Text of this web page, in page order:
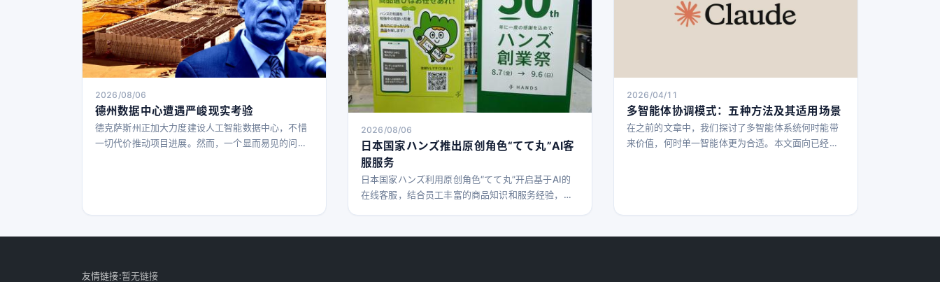
2026/08/06
德州数据中心遭遇严峻现实考验
德克萨斯州正加大力度建设人工智能数据中心，不惜
一切代价推动项目进展。然而，一个显而易见的问题
据中心安全接入德州电网，避免电网崩溃。 阿博特在
2026/08/06
日本国家ハンズ推出原创角色“てて丸”AI客
服服务
日本国家ハンズ利用原创角色“てて丸”开启基于AI的
在线客服，结合员工丰富的商品知识和服务经验，提
2026/04/11
多智能体协调模式：五种方法及其适用场景
在之前的文章中，我们探讨了多智能体系统何时能带
来价值，何时单一智能体更为合适。本文面向已经决
成-验证模式：适用于对输出质量要求极高且有明确评
友情链接:暂无链接